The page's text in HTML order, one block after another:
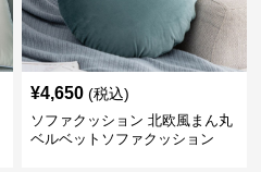
¥4,650 (税込)
ソファクッション 北欧風まん丸
ベルベットソファクッション